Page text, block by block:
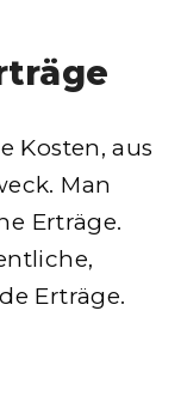
Kosten, aus
Man
Erträge.
Erträge.